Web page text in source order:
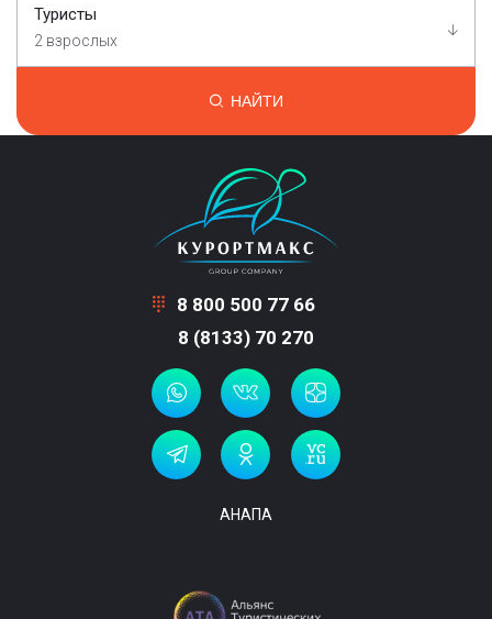
Туристы
2 взрослых
НАЙТИ
8 800 500 77 66
8 (8133) 70 270
АНАПА